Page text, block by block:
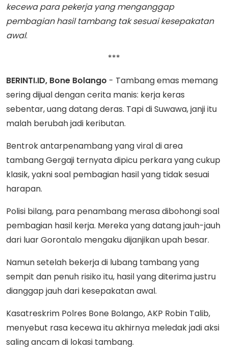
kecewa para pekerja yang menganggap
pembagian hasil tambang tak sesuai kesepakatan
awal.
***
BERINTI.ID, Bone Bolango - Tambang emas memang
sering dijual dengan cerita manis: kerja keras
sebentar, uang datang deras. Tapi di Suwawa, janji itu
malah berubah jadi keributan.
Bentrok antarpenambang yang viral di area
tambang Gergaji ternyata dipicu perkara yang cukup
klasik, yakni soal pembagian hasil yang tidak sesuai
harapan.
Polisi bilang, para penambang merasa dibohongi soal
pembagian hasil kerja. Mereka yang datang jauh-jauh
dari luar Gorontalo mengaku dijanjikan upah besar.
Namun setelah bekerja di lubang tambang yang
sempit dan penuh risiko itu, hasil yang diterima justru
dianggap jauh dari kesepakatan awal.
Kasatreskrim Polres Bone Bolango, AKP Robin Talib,
menyebut rasa kecewa itu akhirnya meledak jadi aksi
saling ancam di lokasi tambang.